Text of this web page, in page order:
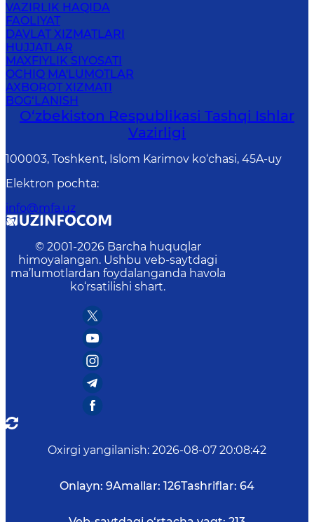
VAZIRLIK HAQIDA
FAOLIYAT
DAVLAT XIZMATLARI
HUJJATLAR
MAXFIYLIK SIYOSATI
OCHIQ MA'LUMOTLAR
AXBOROT XIZMATI
BOG‘LANISH
O‘zbеkistоn Rеspublikаsi Tashqi Ishlаr
Vаzirligi
100003, Toshkent, Islom Karimov ko‘chasi, 45A-uy
Elektron pochta:
info@mfa.uz
© 2001-2026 Barcha huquqlar
himoyalangan. Ushbu veb-saytdagi
ma’lumotlardan foydalanganda havola
ko‘rsatilishi shart.
Oxirgi yangilanish: 2026-08-07 20:08:42
Onlayn: 9Amallar: 126Tashriflar: 64